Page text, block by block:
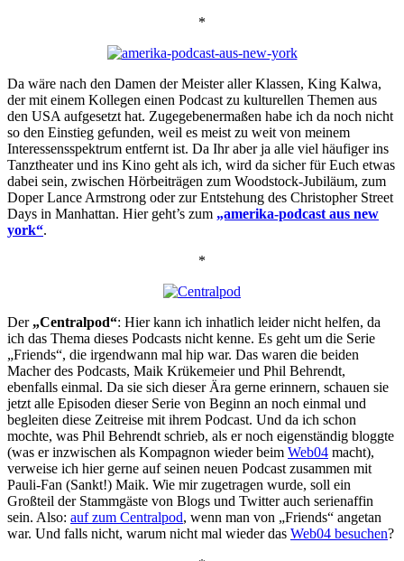
*
Da wäre nach den Damen der Meister aller Klassen, King Kalwa,
der mit einem Kollegen einen Podcast zu kulturellen Themen aus
den USA aufgesetzt hat. Zugegebenermaßen habe ich da noch nicht
so den Einstieg gefunden, weil es meist zu weit von meinem
Interessensspektrum entfernt ist. Da Ihr aber ja alle viel häufiger ins
Tanztheater und ins Kino geht als ich, wird da sicher für Euch etwas
dabei sein, zwischen Hörbeiträgen zum Woodstock-Jubiläum, zum
Doper Lance Armstrong oder zur Entstehung des Christopher Street
Days in Manhattan. Hier geht’s zum „amerika-podcast aus new
york“.
*
Der „Centralpod“: Hier kann ich inhatlich leider nicht helfen, da
ich das Thema dieses Podcasts nicht kenne. Es geht um die Serie
„Friends“, die irgendwann mal hip war. Das waren die beiden
Macher des Podcasts, Maik Krükemeier und Phil Behrendt,
ebenfalls einmal. Da sie sich dieser Ära gerne erinnern, schauen sie
jetzt alle Episoden dieser Serie von Beginn an noch einmal und
begleiten diese Zeitreise mit ihrem Podcast. Und da ich schon
mochte, was Phil Behrendt schrieb, als er noch eigenständig bloggte
(was er inzwischen als Kompagnon wieder beim Web04 macht),
verweise ich hier gerne auf seinen neuen Podcast zusammen mit
Pauli-Fan (Sankt!) Maik. Wie mir zugetragen wurde, soll ein
Großteil der Stammgäste von Blogs und Twitter auch serienaffin
sein. Also: auf zum Centralpod, wenn man von „Friends“ angetan
war. Und falls nicht, warum nicht mal wieder das Web04 besuchen?